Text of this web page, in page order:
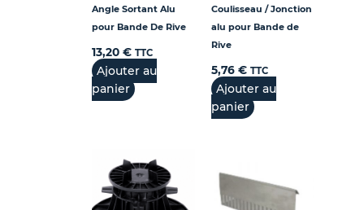
Angle Sortant Alu
pour Bande De Rive
13,20 € TTC
Ajouter au
panier
Coulisseau / Jonction
alu pour Bande de
Rive
5,76 € TTC
Ajouter au
panier